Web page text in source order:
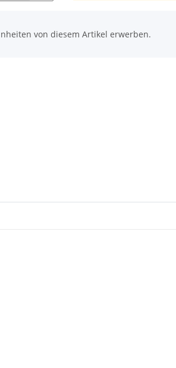
von diesem Artikel erwerben.